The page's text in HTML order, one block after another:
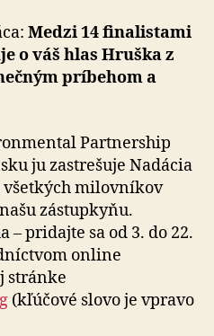
Medzi 14 finalistami
o váš hlas Hruška z
príbehom a
Partnership
ju zastrešuje Nadácia
všetkých milovníkov
zástupkyňu.
– pridajte sa od 3. do 22.
online
stránke
(kľúčové slovo je vpravo